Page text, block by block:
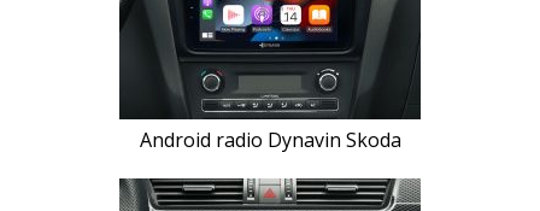
Android radio Dynavin Skoda